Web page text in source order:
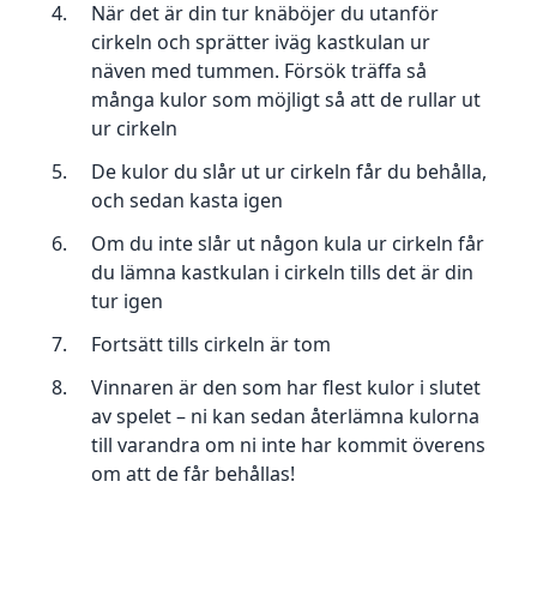
När det är din tur knäböjer du utanför
cirkeln och sprätter iväg kastkulan ur
näven med tummen. Försök träffa så
många kulor som möjligt så att de rullar ut
ur cirkeln
De kulor du slår ut ur cirkeln får du behålla,
och sedan kasta igen
Om du inte slår ut någon kula ur cirkeln får
du lämna kastkulan i cirkeln tills det är din
tur igen
Fortsätt tills cirkeln är tom
Vinnaren är den som har flest kulor i slutet
av spelet – ni kan sedan återlämna kulorna
till varandra om ni inte har kommit överens
om att de får behållas!